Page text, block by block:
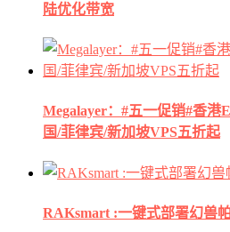
陆优化带宽
Megalayer：#五一促销#香港
国/菲律宾/新加坡VPS五折起
RAKsmart :一键式部署幻兽